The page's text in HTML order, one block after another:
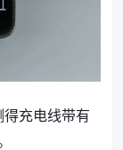
充电线带有